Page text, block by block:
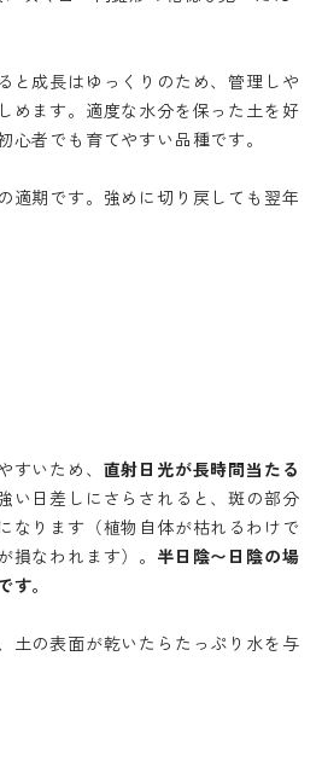
と成長はゆっくりのため、管理しや
めます。適度な水分を保った土を好
心者でも育てやすい品種です。
適期です。強めに切り戻しても翌年
すいため、 直射日光が長時間当たる
い日差しにさらされると、斑の部分
なります（植物自体が枯れるわけで
損なわれます）。 半日陰〜日陰の場
。
土の表面が乾いたらたっぷり水を与